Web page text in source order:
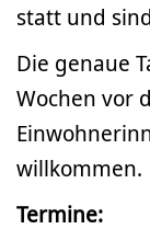
statt und
Die genaue
Wochen vor
willkommen.
Termine: